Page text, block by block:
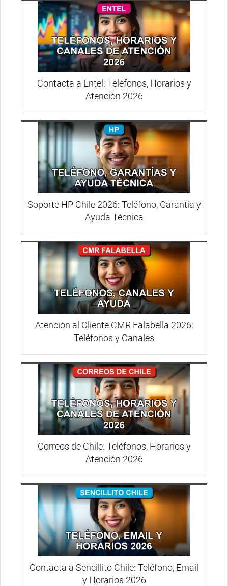
Contacta a Entel: Teléfonos, Horarios y
Atención 2026
Soporte HP Chile 2026: Teléfono, Garantía y
Ayuda Técnica
Atención al Cliente CMR Falabella 2026:
Teléfonos y Canales
Correos de Chile: Teléfonos, Horarios y
Atención 2026
Contacta a Sencillito Chile: Teléfono, Email
y Horarios 2026